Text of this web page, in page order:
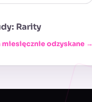
Rarity
odzyskane →